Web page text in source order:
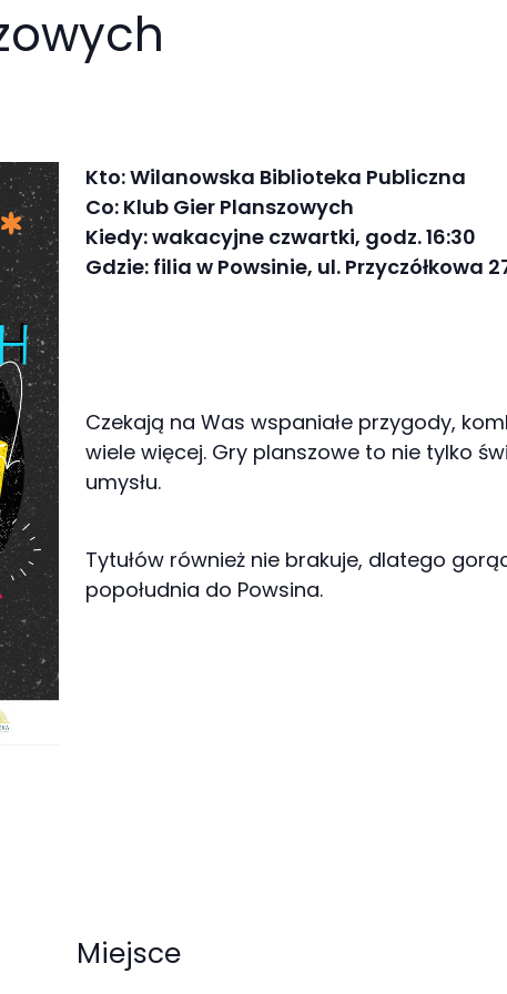
Kto: Wilanowska Biblioteka Publiczna
Co: Klub Gier Planszowych
Kiedy: wakacyjne czwartki, godz. 16:30
Gdzie: filia w Powsinie, ul. Przyczółkowa
Czekają na Was wspaniałe przygody,
wiele więcej. Gry planszowe to nie tylko
umysłu.
Tytułów również nie brakuje, dlatego
popołudnia do Powsina.
Miejsce